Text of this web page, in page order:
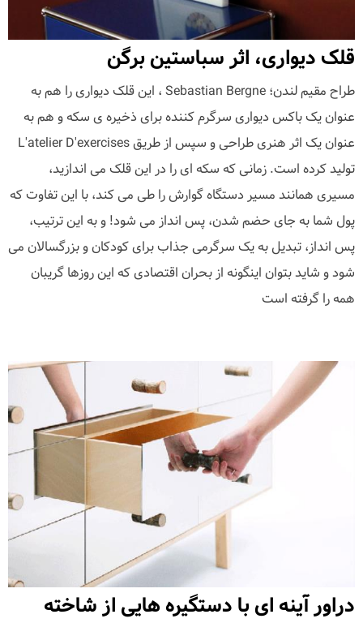
قلک دیواری، اثر سباستین برگن
طراح مقیم لندن؛ Sebastian Bergne ، این قلک دیواری را هم به
عنوان یک باکس دیواری سرگرم کننده برای ذخیره ی سکه و هم به
عنوان یک اثر هنری طراحی و سپس از طریق L'atelier D'exercises
تولید کرده است. زمانی که سکه ای را در این قلک می اندازید،
مسیری همانند مسیر دستگاه گوارش را طی می کند، با این تفاوت که
پول شما به جای حضم شدن، پس انداز می شود! و به این ترتیب،
پس انداز، تبدیل به یک سرگرمی جذاب برای کودکان و بزرگسالان می
شود و شاید بتوان اینگونه از بحران اقتصادی که این روزها گریبان
همه را گرفته است
دراور آینه ای با دستگیره هایی از شاخته